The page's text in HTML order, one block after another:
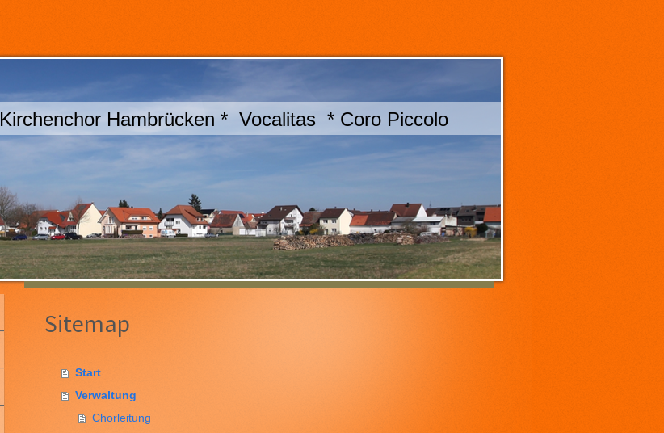
Kirchenchor Hambrücken * Vocalitas * Coro Piccolo
Sitemap
Start
Verwaltung
Chorleitung